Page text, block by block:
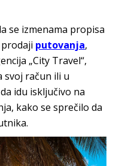
se izmenama propisa
putovanja,
„City Travel“,
svoj račun ili u
idu isključivo na
kako se sprečilo da